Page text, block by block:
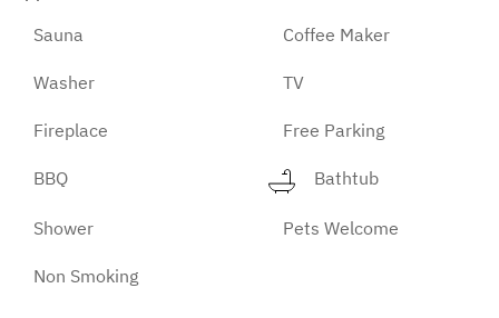
Sauna Coffee Maker
Washer TV
Fireplace Free Parking
BBQ Bathtub
Shower Pets Welcome
Non Smoking